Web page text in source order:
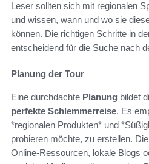
Leser sollten sich mit regionalen
und wissen, wann und wo sie
können. Die richtigen Schritte in
entscheidend für die Suche nach
Planung der Tour
Eine durchdachte Planung bildet
perfekte Schlemmerreise. Es
*regionalen Produkten* und
probieren möchte, zu erstellen.
Online-Ressourcen, lokale Blogs